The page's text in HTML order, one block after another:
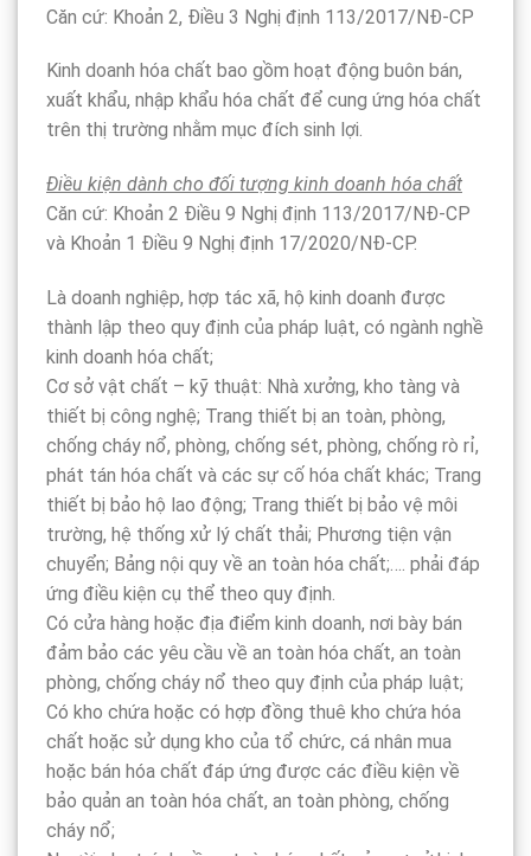
Căn cứ: Khoản 2, Điều 3 Nghị định 113/2017/NĐ-CP
Kinh doanh hóa chất bao gồm hoạt động buôn bán,
xuất khẩu, nhập khẩu hóa chất để cung ứng hóa chất
trên thị trường nhằm mục đích sinh lợi.
Điều kiện dành cho đối tượng kinh doanh hóa chất
Căn cứ: Khoản 2 Điều 9 Nghị định 113/2017/NĐ-CP
và Khoản 1 Điều 9 Nghị định 17/2020/NĐ-CP.
Là doanh nghiệp, hợp tác xã, hộ kinh doanh được
thành lập theo quy định của pháp luật, có ngành nghề
kinh doanh hóa chất;
Cơ sở vật chất – kỹ thuật: Nhà xưởng, kho tàng và
thiết bị công nghệ; Trang thiết bị an toàn, phòng,
chống cháy nổ, phòng, chống sét, phòng, chống rò rỉ,
phát tán hóa chất và các sự cố hóa chất khác; Trang
thiết bị bảo hộ lao động; Trang thiết bị bảo vệ môi
trường, hệ thống xử lý chất thải; Phương tiện vận
chuyển; Bảng nội quy về an toàn hóa chất;…. phải đáp
ứng điều kiện cụ thể theo quy định.
Có cửa hàng hoặc địa điểm kinh doanh, nơi bày bán
đảm bảo các yêu cầu về an toàn hóa chất, an toàn
phòng, chống cháy nổ theo quy định của pháp luật;
Có kho chứa hoặc có hợp đồng thuê kho chứa hóa
chất hoặc sử dụng kho của tổ chức, cá nhân mua
hoặc bán hóa chất đáp ứng được các điều kiện về
bảo quản an toàn hóa chất, an toàn phòng, chống
cháy nổ;